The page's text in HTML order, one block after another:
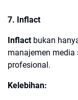
7. Inflact
Inflactbukan
manajemen
profesional.
Kelebihan: